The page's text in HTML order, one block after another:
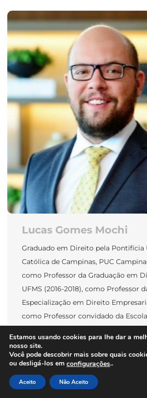
Lucas Gomes Mochi
Graduado em Direito pela Pontifícia
Católica de Campinas, PUC
como Professor da Graduação em
UFMS (2016-2018), como Professor
Especialização em Direito
como Professor convidado da
inúmeros artigos na área de Direito
Estamos usando cookies para lhe dar a
nosso site.
Você pode descobrir mais sobre quais
ou desligá-los em configurações..
Aceito Não Aceito